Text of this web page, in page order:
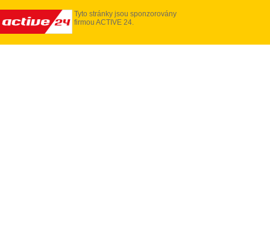
Tyto stránky jsou sponzorovány
firmou ACTIVE 24.